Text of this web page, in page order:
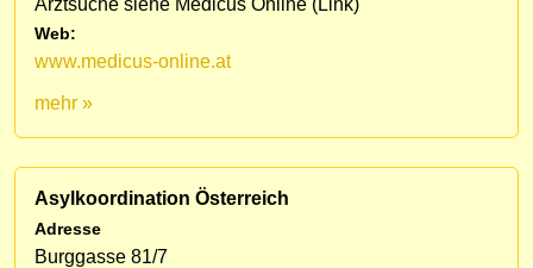
Arztsuche siehe Medicus Online (Link)
Web:
www.medicus-online.at
mehr »
Asylkoordination Österreich
Adresse
Burggasse 81/7